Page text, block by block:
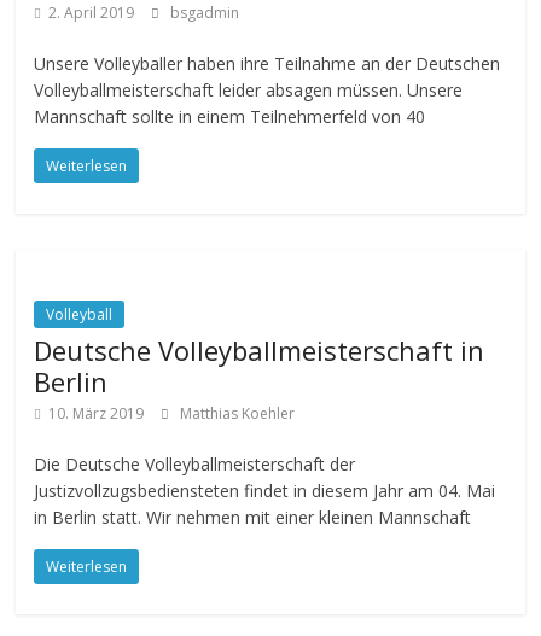
2. April 2019 bsgadmin
Unsere Volleyballer haben ihre Teilnahme an der Deutschen
Volleyballmeisterschaft leider absagen müssen. Unsere
Mannschaft sollte in einem Teilnehmerfeld von 40
Weiterlesen
Volleyball
Deutsche Volleyballmeisterschaft in
Berlin
10. März 2019 Matthias Koehler
Die Deutsche Volleyballmeisterschaft der
Justizvollzugsbediensteten findet in diesem Jahr am 04. Mai
in Berlin statt. Wir nehmen mit einer kleinen Mannschaft
Weiterlesen